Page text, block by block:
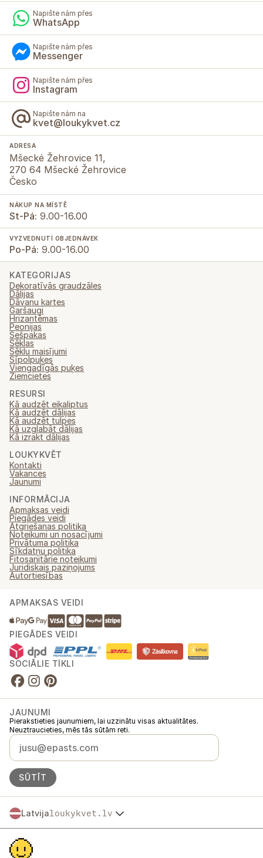
Napište nám přes
WhatsApp
Napište nám přes
Messenger
Napište nám přes
Instagram
Napište nám na
kvet@loukykvet.cz
ADRESA
Mšecké Žehrovice 11,
270 64 Mšecké Žehrovice
Česko
NÁKUP NA MÍSTĚ
St-Pá: 9.00-16.00
VYZVEDNUTÍ OBJEDNÁVEK
Po-Pá: 9.00-16.00
KATEGORIJAS
Dekoratīvās graudzāles
Dālijas
Dāvanu kartes
Garšaugi
Hrizantēmas
Peonijas
Sešpakas
Sēklas
Sēklu maisījumi
Sīpolpuķes
Viengadīgās puķes
Ziemcietes
RESURSI
Kā audzēt eikaliptus
Kā audzēt dālijas
Kā audzēt tulpes
Kā uzglabāt dālijas
Kā izrakt dālijas
LOUKYKVĚT
Kontakti
Vakances
Jaunumi
INFORMĀCIJA
Apmaksas veidi
Piegādes veidi
Atgriešanas politika
Noteikumi un nosacījumi
Privātuma politika
Sīkdatņu politika
Fitosanitārie noteikumi
Juridiskais paziņojums
Autortiesības
APMAKSAS VEIDI
PIEGĀDES VEIDI
SOCIĀLIE TĪKLI
JAUNUMI
Pierakstieties jaunumiem, lai uzzinātu visas aktualitātes.
Neuztraucieties, mēs tās sūtām reti.
SŪTĪT
Latvijaloukykvet.lv
Česko
Slovensko
Polska
Loukykvět s.r.o. ir reģistrēts Prāgas pilsētas tiesas Komercreģistrā, C
sadaļā, lieta 268616.